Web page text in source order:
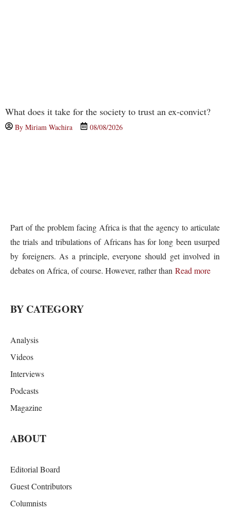
What does it take for the society to trust an ex-convict?
By Miriam Wachira 08/08/2026
Part of the problem facing Africa is that the agency to articulate
the trials and tribulations of Africans has for long been usurped
by foreigners. As a principle, everyone should get involved in
debates on Africa, of course. However, rather than Read more
BY CATEGORY
Analysis
Videos
Interviews
Podcasts
Magazine
ABOUT
Editorial Board
Guest Contributors
Columnists